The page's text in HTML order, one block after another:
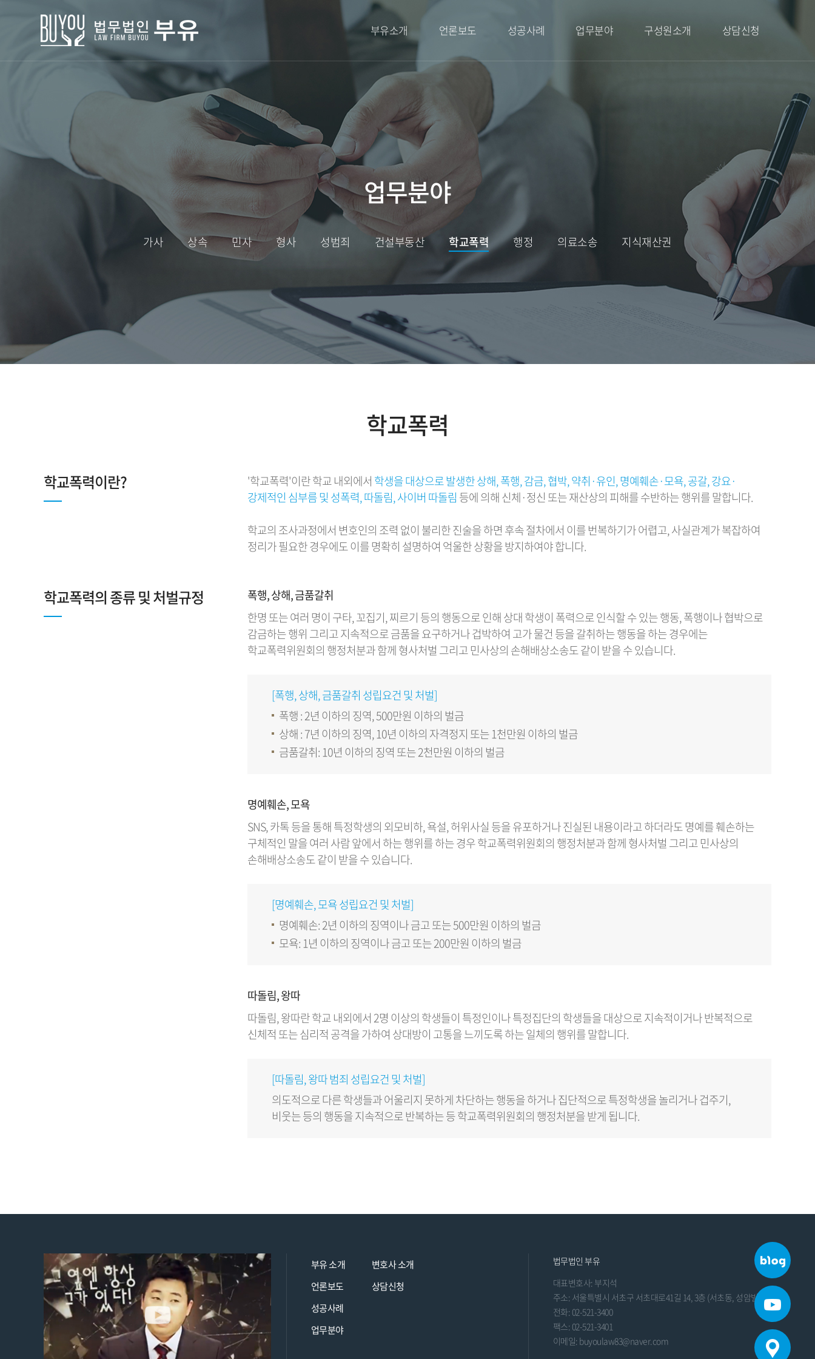
부유소개
부유소개
대표변호사 인사말
오시는길
언론보도
언론보도
성공사례 업무분야
형사
구성원소개 상담신청
업무분야
가사 상속 민사 형사 성범죄 건설부동산 학교폭력 행정 의료소송 지식재산권
학교폭력
학교폭력이란? '학교폭력'이란 학교 내외에서 학생을 대상으로 발생한 상해, 폭행, 감금, 협박, 약취·유인, 명예훼손·모욕, 공갈, 강요·
강제적인 심부름 및 성폭력, 따돌림, 사이버 따돌림 등에 의해 신체·정신 또는 재산상의 피해를 수반하는 행위를 말합니다.
학교의 조사과정에서 변호인의 조력 없이 불리한 진술을 하면 후속 절차에서 이를 번복하기가 어렵고, 사실관계가 복잡하여
정리가 필요한 경우에도 이를 명확히 설명하여 억울한 상황을 방지하여야 합니다.
학교폭력의 종류 및 처벌규정
폭행, 상해, 금품갈취
한명 또는 여러 명이 구타, 꼬집기, 찌르기 등의 행동으로 인해 상대 학생이 폭력으로 인식할 수 있는 행동, 폭행이나 협박으로
감금하는 행위 그리고 지속적으로 금품을 요구하거나 겁박하여 고가 물건 등을 갈취하는 행동을 하는 경우에는
학교폭력위원회의 행정처분과 함께 형사처벌 그리고 민사상의 손해배상소송도 같이 받을 수 있습니다.
[폭행, 상해, 금품갈취 성립요건 및 처벌]
폭행 : 2년 이하의 징역, 500만원 이하의 벌금
상해 : 7년 이하의 징역, 10년 이하의 자격정지 또는 1천만원 이하의 벌금
금품갈취: 10년 이하의 징역 또는 2천만원 이하의 벌금
명예훼손, 모욕
SNS, 카톡 등을 통해 특정학생의 외모비하, 욕설, 허위사실 등을 유포하거나 진실된 내용이라고 하더라도 명예를 훼손하는
구체적인 말을 여러 사람 앞에서 하는 행위를 하는 경우 학교폭력위원회의 행정처분과 함께 형사처벌 그리고 민사상의
손해배상소송도 같이 받을 수 있습니다.
[명예훼손, 모욕 성립요건 및 처벌]
명예훼손: 2년 이하의 징역이나 금고 또는 500만원 이하의 벌금
모욕: 1년 이하의 징역이나 금고 또는 200만원 이하의 벌금
따돌림, 왕따
따돌림, 왕따란 학교 내외에서 2명 이상의 학생들이 특정인이나 특정집단의 학생들을 대상으로 지속적이거나 반복적으로
신체적 또는 심리적 공격을 가하여 상대방이 고통을 느끼도록 하는 일체의 행위를 말합니다.
[따돌림, 왕따 범죄 성립요건 및 처벌]
의도적으로 다른 학생들과 어울리지 못하게 차단하는 행동을 하거나 집단적으로 특정학생을 놀리거나 겁주기,
비웃는 등의 행동을 지속적으로 반복하는 등 학교폭력위원회의 행정처분을 받게 됩니다.
부유 소개
언론보도
성공사례
업무분야
변호사 소개
상담신청
법무법인 부유
대표변호사: 부지석
주소: 서울특별시 서초구 서초대로41길 14, 3층 (서초동, 성암빌딩)
전화: 02-521-3400
팩스: 02-521-3401
이메일: buyoulaw83@naver.com